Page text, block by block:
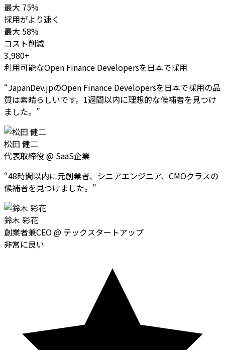
最大 75%
採用がより速く
最大 58%
コスト削減
3,980+
利用可能なOpen Finance Developersを日本で採用
“JapanDev.jpのOpen Finance Developersを日本で採用の品
質は素晴らしいです。1週間以内に理想的な候補者を見つけ
ました。 ”
松田 健二
代表取締役 @ SaaS企業
“48時間以内に元創業者、シニアエンジニア、CMOクラスの
候補者を見つけました。 ”
鈴木 彩花
創業者兼CEO@ テックスタートアップ
非常に良い